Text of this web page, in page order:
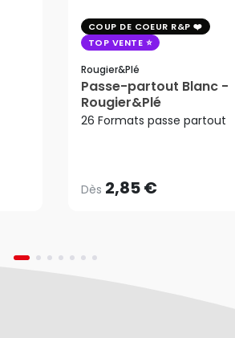
COUP DE COEUR R&P
TOP VENTE
Rougier&plé
Passe-partout Blanc -
Rougier&Plé
26 Formats passe partout
Dès 2,85 €
2,85 €